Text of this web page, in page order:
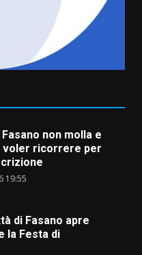
per la “Sagra
a Savelletri
Fasano non molla e
voler ricorrere per
19:55
di Fasano apre
la Festa di